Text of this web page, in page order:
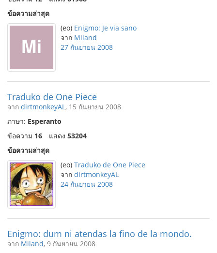
ข้อความล่าสุด
(eo) Enigmo: Je via sano
จาก Miland
27 กันยายน 2008
Traduko de One Piece
จาก dirtmonkeyAL, 15 กันยายน 2008
ภาษา: Esperanto
ข้อความ 16 แสดง 53204
ข้อความล่าสุด
(eo) Traduko de One Piece
จาก dirtmonkeyAL
24 กันยายน 2008
Enigmo: dum ni atendas la fino de la mondo.
จาก Miland, 9 กันยายน 2008